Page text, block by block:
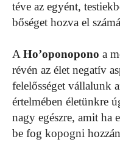
téve az egyént,
bőséget hozva el
AHo’oponopono a
révén az élet negatív
felelősséget vállalunk
értelmében életünkre
nagy egészre, amit ha
be fog kopogni